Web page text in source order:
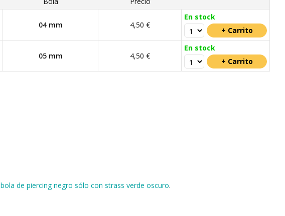
04 mm 4,50 €
En stock
05 mm 4,50 €
En stock
bola de piercing negro sólo con strass verde oscuro.